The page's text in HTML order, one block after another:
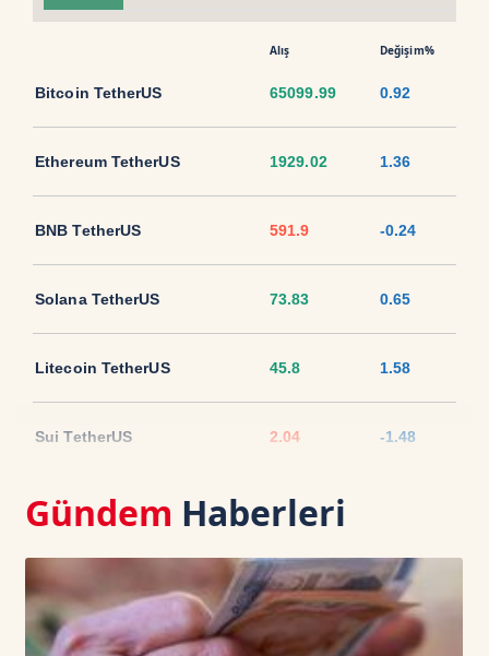
Alış Değişim%
Bitcoin TetherUS 65099.99 0.92
Ethereum TetherUS 1929.02 1.36
BNB TetherUS 591.9 -0.24
Solana TetherUS 73.83 0.65
Litecoin TetherUS 45.8 1.58
Sui TetherUS 2.04 -1.48
Ripple TetherUS 1.0357
1.0006 -0.03
USDT 1.0003 0
Gündem Haberleri